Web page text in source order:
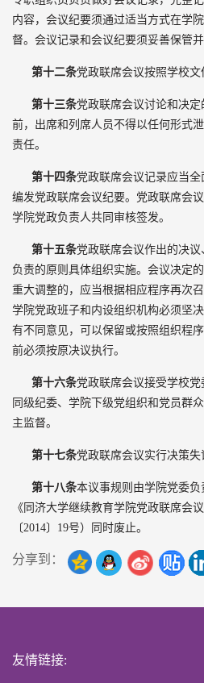
内容，会议纪要须通过适当方式在学
督。会议记录和会议纪要须妥善保管并
第十二条党政联席会议按照学校文
第十三条党政联席会议讨论和决
前，出席和列席人员不得以任何形式
责任。
第十四条党政联席会议记录应当
编发党政联席会议纪要。党政联席会
学院党政负责人共同审核签发。
第十五条党政联席会议作出的决
负责的原则具体组织实施。会议决定
重大调整的，应当根据相应程序再次
学院党政班子和内设组织机构必须坚
有不同意见，可以保留或按照组织程
前必须按原决议执行。
第十六条党政联席会议接受学校
同级纪委、学院下级党组织和党员群
主监督。
第十七条党政联席会议实行决策失
第十八条本议事规则由学院党委负
《同济大学继续教育学院党政联席会
〔2014〕19号）同时废止。
分享到：
友情链接: